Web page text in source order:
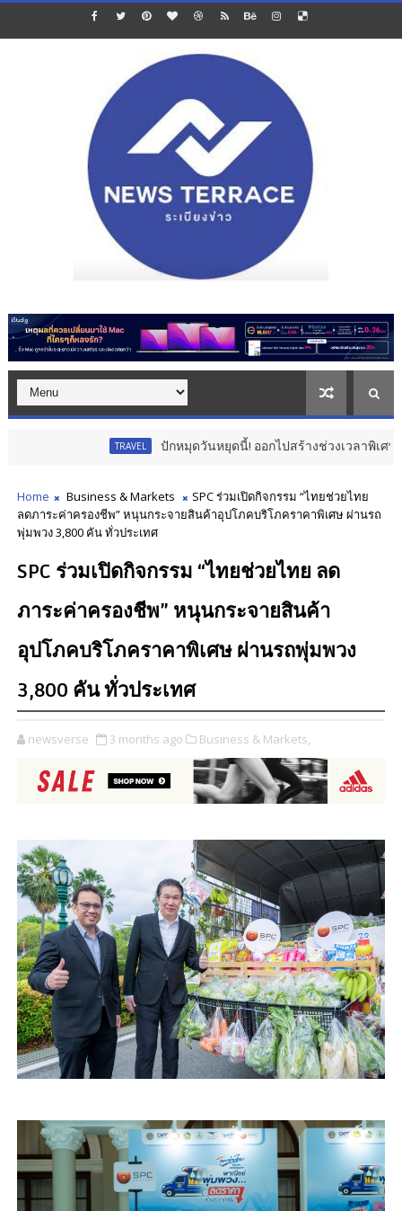
ปักหมุดวันหยุดนี้! ออกไปสร้างช่วงเวลาพิเศษกับครอบค
Home Business & Markets
SPC ร่วมเปิดกิจกรรม “ไทยช่วยไทย
ลดภาระค่าครองชีพ” หนุนกระจายสินค้าอุปโภคบริโภคราคาพิเศษ ผ่านรถ
พุ่มพวง 3,800 คัน ทั่วประเทศ
SPC ร่วมเปิดกิจกรรม “ไทยช่วยไทย ลด
ภาระค่าครองชีพ” หนุนกระจายสินค้า
อุปโภคบริโภคราคาพิเศษ ผ่านรถพุ่มพวง
3,800 คัน ทั่วประเทศ
newsverse 3 months ago Business & Markets,